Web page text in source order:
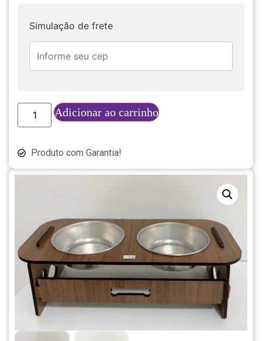
Simulação de frete
Adicionar ao carrinho
Produto com Garantia!